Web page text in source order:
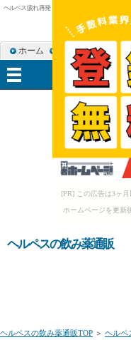
[PR] この広告は3ヶ
ホームページを更新
ヘルペス 疲れ 再発
ヘルペスの飲み薬通販
ヘルペスの飲み薬通販TOP ＞ ヘルペ
ホーム RSS購読 サイ